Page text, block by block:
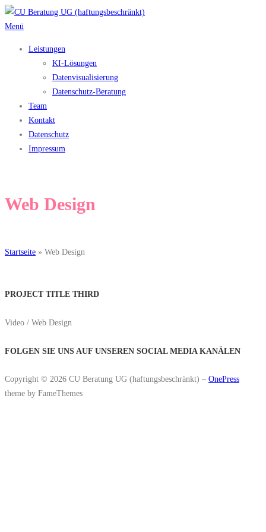
Zum
Inhalt
Menü
Leistungen
KI-Lösungen
Datenvisualisierung
Datenschutz-Beratung
Team
Kontakt
Datenschutz
Impressum
Web Design
Startseite » Web Design
PROJECT TITLE THIRD
Video / Web Design
FOLGEN SIE UNS AUF UNSEREN SOCIAL MEDIA KANÄLEN
Copyright © 2026 CU Beratung UG (haftungsbeschränkt) – OnePress
theme by FameThemes